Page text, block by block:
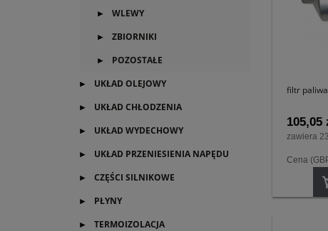
WLEWY
ZBIORNIKI
POZOSTAŁE
UKŁAD OLEJOWY
UKŁAD CHŁODZENIA
UKŁAD WYDECHOWY
UKŁAD PRZENIESIENIA NAPĘDU
CZĘŚCI SILNIKOWE
PŁYNY
TERMOIZOLACJA
filtr paliwa
105,05
zawiera
Cena